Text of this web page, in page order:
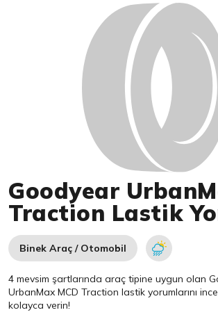
Goodyear
Traction Lastik
Binek Araç / Otomobil
4 mevsim şartlarında araç tipine uygun olan
UrbanMax MCD Traction lastik yorumlarını
kolayca verin!